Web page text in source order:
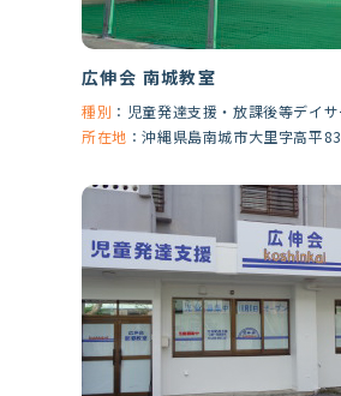
広伸会 南城教室
種別 ： 児童発達支援・放課後等デイサ
所在地 ：沖縄県島南城市大里字高平